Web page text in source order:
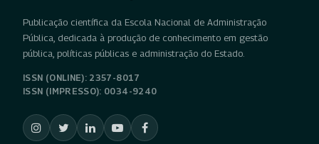
Publicação científica da Escola Nacional de Administração
Pública, dedicada à produção de conhecimento em gestão
pública, políticas públicas e administração do Estado.
ISSN (ONLINE): 2357-8017
ISSN (IMPRESSO): 0034-9240